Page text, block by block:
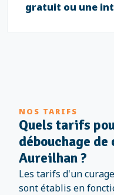
gratuit ou une
NOS TARIFS
Quels tarifs
débouchage
Aureilhan ?
Les tarifs d'un
sont établis en